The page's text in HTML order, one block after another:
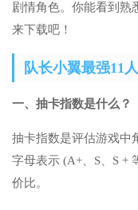
剧情角色。你能看到熟
来下载吧！
队长小翼最强11
一、抽卡指数是什么？
抽卡指数是评估游戏中
字母表示 (A+、S、S +
价比。